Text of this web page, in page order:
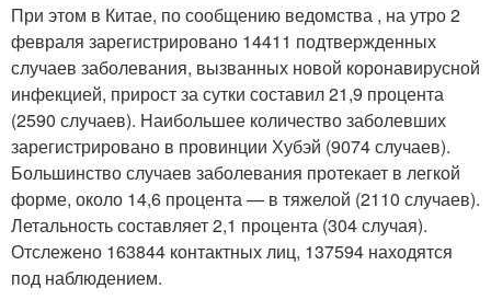
При этом в Китае, по сообщению ведомства , на утро 2
февраля зарегистрировано 14411 подтвержденных
случаев заболевания, вызванных новой коронавирусной
инфекцией, прирост за сутки составил 21,9 процента
(2590 случаев). Наибольшее количество заболевших
зарегистрировано в провинции Хубэй (9074 случаев).
Большинство случаев заболевания протекает в легкой
форме, около 14,6 процента — в тяжелой (2110 случаев).
Летальность составляет 2,1 процента (304 случая).
Отслежено 163844 контактных лиц, 137594 находятся
под наблюдением.